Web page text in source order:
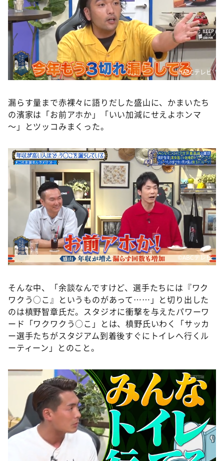
©️ABCテレビ
漏らす量まで赤裸々に語りだした盛山に、かまいたち
の濱家は「お前アホか」「いい加減にせえよホンマ
～」とツッコみまくった。
©️ABCテレビ
そんな中、「余談なんですけど、選手たちには『ワク
ワクう○こ』というものがあって……」と切り出した
のは槙野智章氏だ。スタジオに衝撃を与えたパワーワ
ード「ワクワクう○こ」とは、槙野氏いわく「サッカ
ー選手たちがスタジアム到着後すぐにトイレへ行くル
ーティーン」とのこと。